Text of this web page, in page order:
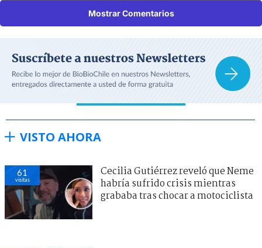
Mostrar Comentarios
VISTO AHORA
61
visitas
Cecilia Gutiérrez reveló que Neme
habría sufrido crisis mientras
grababa tras chocar a motociclista